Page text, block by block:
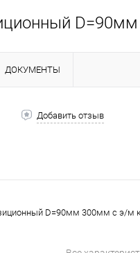
ДОКУМЕНТЫ
Добавить отзыв
D=90мм 300мм с э/м